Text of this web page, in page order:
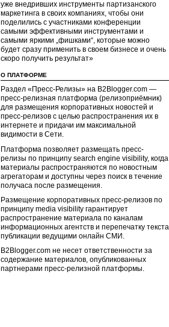
уже внедривших инструменты партизанского
маркетинга в своих компаниях, чтобы они
поделились с участниками конференции
самыми эффективными инструментами и
самыми яркими „фишками“, которые можно
будет сразу применить в своем бизнесе и очень
скоро получить результат»
О ПЛАТФОРМЕ
Раздел «Пресс-Релизы» на B2Blogger.com —
пресс-релизная платформа (релизоприёмник)
для размещения корпоративных новостей и
пресс-релизов с целью распространения их в
интернете и придачи им максимальной
видимости в Сети.
Платформа позволяет размещать пресс-
релизы по принципу search engine visibility, когда
материалы распространяются по новостным
агрегаторам и доступны через поиск в течение
получаса после размещения.
Размещение корпоративных пресс-релизов по
принципу media visibility гарантирует
распространение материала по каналам
информационных агентств и перепечатку текста
публикации ведущими онлайн СМИ.
B2Blogger.com не несет ответственности за
содержание материалов, опубликованных
партнерами пресс-релизной платформы.